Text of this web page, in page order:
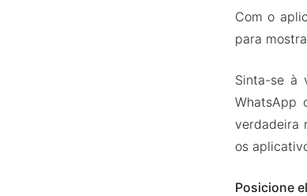
Com o
para
Sinta-se à
WhatsApp
verdadeira
os
Posicione